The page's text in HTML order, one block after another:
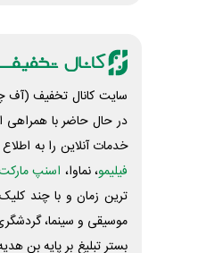
سایت کانال تخفیف (آف
در حال حاضر با همراهی
خدمات آنلاین را به
فیلیمو، نماوا، اسنپ
ترین زمان و با چند
موسیقی و سینما،
بستر تبلیغ بر پایه بن